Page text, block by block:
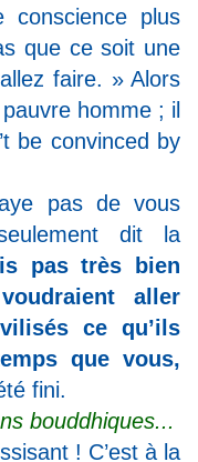
plus
que ce soit une
faire. » Alors
homme ; il
be convinced by
pas de vous
dit la
pas très bien
aller
ce qu’ils
que vous,
fini.
bouddhiques...
! C’est à la